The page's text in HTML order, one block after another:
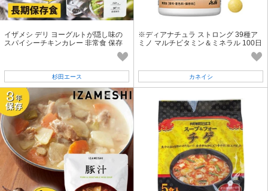
イザメシ デリ ヨーグルトが隠し味の
スパイシーチキンカレー 非常食 保存
杉田エース
※ディアナチュラ ストロング 39種ア
ミノ マルチビタミン＆ミネラル 100日
カネイシ